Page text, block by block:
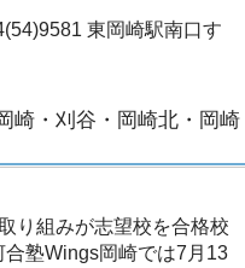
東岡崎駅南口す
崎・刈谷・岡崎北・岡崎
り組みが志望校を合格校
塾Wings岡崎では7月13